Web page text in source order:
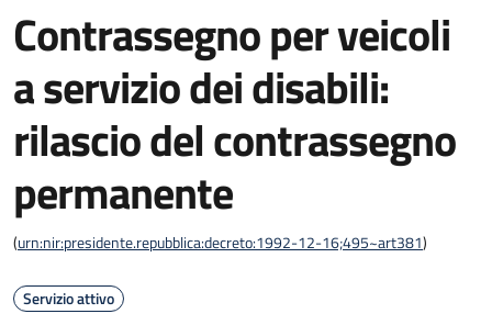
Contrassegno per veicoli
a servizio dei disabili:
rilascio del contrassegno
permanente
(urn:nir:presidente.repubblica:decreto:1992-12-16;495~art381)
Servizio attivo